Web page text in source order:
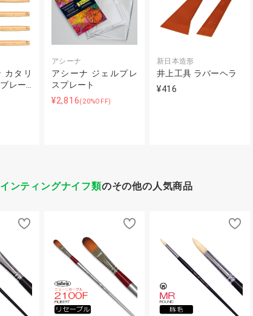
カタリ
レー…
アシーナ
アシーナ ジェルプレ
スプレート
¥2,816(20%OFF)
新日本造形
井上工具 ラバーヘラ
¥416
ンティングナイフ類のその他の人気商品